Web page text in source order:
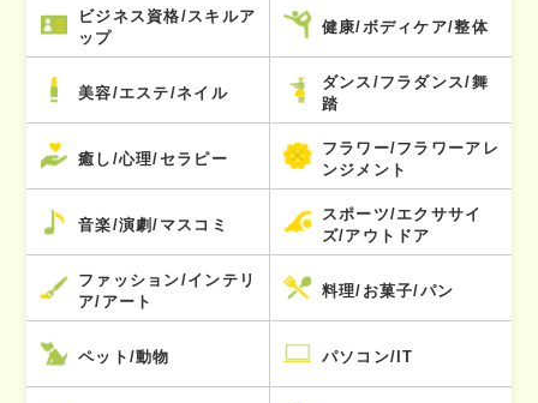
ビジネス資格/スキルア
ップ
健康/ボディケア/整体
美容/エステ/ネイル
ダンス/フラダンス/舞
踏
癒し/心理/セラピー
フラワー/フラワーアレ
ンジメント
音楽/演劇/マスコミ
スポーツ/エクササイ
ズ/アウトドア
ファッション/インテリ
ア/アート
料理/お菓子/パン
ペット/動物 パソコン/IT